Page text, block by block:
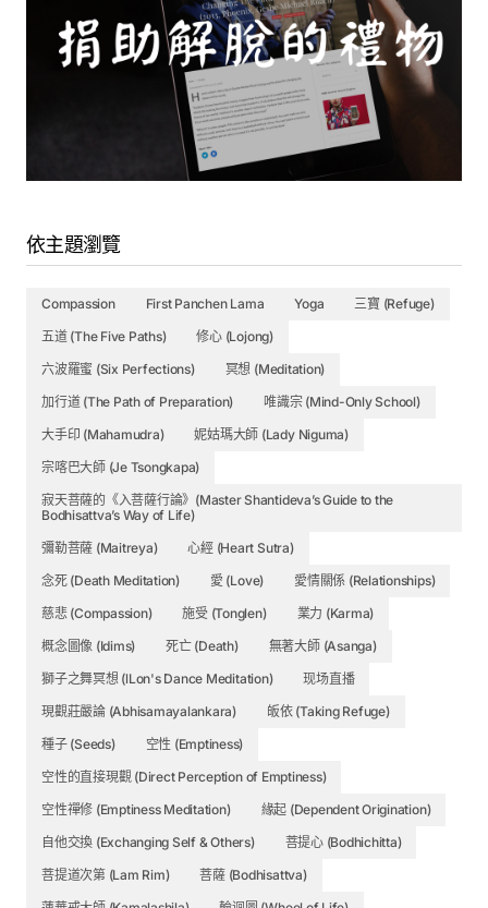
這是我們第36期道次第靜修營，迄今為止這已經是我們道次第
學習的第十個年頭了。點擊下麵的圖示，你可以看到本系列的所
有其他教授。
18. Meditation 4: Loading the Vaccine - Geshe Michael Roach
19. Class 10: Rushing to work - Geshe Michael Roach
20. Class 11: Making it on the Tennis Team - Geshe Michael Roach
21. Class 12: Visiting an Art Museum - Geshe Michael Roach
Meditation 1 Interactive Transcript
Class 1 Interactive Transcript
Class 2 Interactive Transcript
Class 3 Interactive Transcript
Meditation 2 Interactive Transcript
Class 5 Interactive Transcript
Class 6 Interactive Transcript
Class 7 Interactive Transcript
Class 8 Interactive Transcript
Class 9 Interactive Transcript
This is our 36th Steps to the Path retreat and we’re now
10 years into these teachings on the lam rim. You can see
all of the other teachings in this series by clicking the
依主題瀏覽
Compassion First Panchen Lama Yoga
三寶 (Refuge)
五道 (The Five Paths)
修心 (Lojong)
六波羅蜜 (Six Perfections)
冥想 (Meditation)
加行道 (The Path of Preparation)
唯識宗 (Mind-Only School)
大手印 (Mahamudra)
妮姑瑪大師 (Lady Niguma)
宗喀巴大師 (Je Tsongkapa)
寂天菩薩的《入菩薩行論》(Master Shantideva’s Guide to the
Bodhisattva’s Way of Life)
彌勒菩薩 (Maitreya)
心經 (Heart Sutra)
念死 (Death Meditation)
愛 (Love)
愛情關係 (Relationships)
慈悲 (Compassion)
施受 (Tonglen)
業力 (Karma)
概念圖像 (Idims)
死亡 (Death)
無著大師 (Asanga)
獅子之舞冥想 (lLon's Dance Meditation)
现场直播
現觀莊嚴論 (Abhisamayalankara)
皈依 (Taking Refuge)
種子 (Seeds)
空性 (Emptiness)
空性的直接現觀 (Direct Perception of Emptiness)
空性禪修 (Emptiness Meditation)
緣起 (Dependent Origination)
自他交換 (Exchanging Self & Others)
菩提心 (Bodhichitta)
菩提道次第 (Lam Rim)
菩薩 (Bodhisattva)